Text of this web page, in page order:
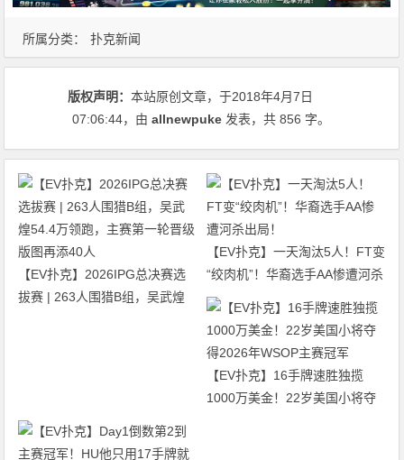
所属分类： 扑克新闻
版权声明：本站原创文章，于2018年4月7日
07:06:44，由allnewpuke 发表，共 856 字。
【EV扑克】2026IPG总决赛选
拔赛 | 263人围猎B组，吴武煌
【EV扑克】一天淘汰5人！FT变
“绞肉机”！华裔选手AA惨遭河杀
出局！
【EV扑克】16手牌速胜独揽
1000万美金！22岁美国小将夺